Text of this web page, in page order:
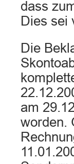
dass
Dies sei
Die
am
worden.